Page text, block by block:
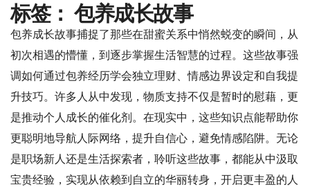
标签： 包养成长故事
包养成长故事捕捉了那些在甜蜜关系中悄然蜕变的瞬间，从
初次相遇的懵懂，到逐步掌握生活智慧的过程。这些故事强
调如何通过包养经历学会独立理财、情感边界设定和自我提
升技巧。许多人从中发现，物质支持不仅是暂时的慰藉，更
是推动个人成长的催化剂。在现实中，这些知识点能帮助你
更聪明地导航人际网络，提升自信心，避免情感陷阱。无论
是职场新人还是生活探索者，聆听这些故事，都能从中汲取
宝贵经验，实现从依赖到自立的华丽转身，开启更丰盈的人